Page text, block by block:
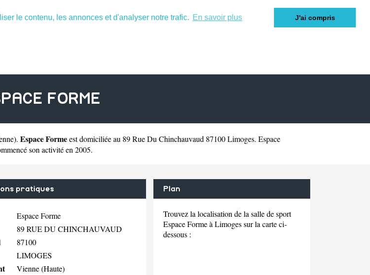
le contenu, les annonces et d'analyser notre trafic. En savoir plus J'ai compris
FORME
). Espace Formeest domiciliée au 89 Rue Du Chinchauvaud 87100 Limoges. Espace
son activité en 2005.
pratiques
Espace Forme
89 RUE DU CHINCHAUVAUD
87100
LIMOGES
Vienne (Haute)
Plan
Trouvez la localisation de la salle de sport
Espace Forme à Limoges sur la carte ci-
dessous :